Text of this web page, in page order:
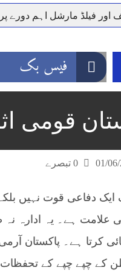
اور فیلڈ مارشل اہم دورے
شناختی کارڈ بلاک،عدالت
ندیم ناصر کا دورہء
طارق مکمل فوجی اعزاز کے
فیس بک
قومی
01/
دفاعی قوت نہیں
علامت ہے۔ یہ ادارہ
کرتا ہے۔ پاکستان
کے چپے چپے کے